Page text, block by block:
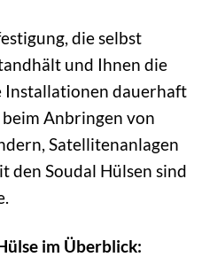
die selbst
und Ihnen die
Installationen dauerhaft
Anbringen von
Satellitenanlagen
den Soudal Hülsen sind
im Überblick: